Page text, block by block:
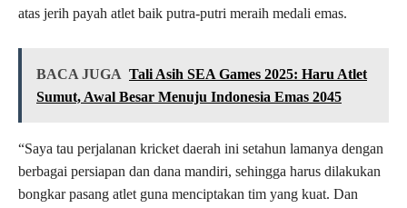
atas jerih payah atlet baik putra-putri meraih medali emas.
BACA JUGA Tali Asih SEA Games 2025: Haru Atlet
Sumut, Awal Besar Menuju Indonesia Emas 2045
“Saya tau perjalanan kricket daerah ini setahun lamanya dengan
berbagai persiapan dan dana mandiri, sehingga harus dilakukan
bongkar pasang atlet guna menciptakan tim yang kuat. Dan